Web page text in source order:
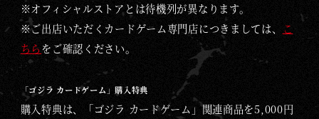
※オフィシャルストアとは待機列が異なります。
※ご出店いただくカードゲーム専門店につきましては、
こ
ちら をご確認ください。
「ゴジラ カードゲーム」購入特典
購入特典は、「ゴジラ カードゲーム」関連商品を5,000円